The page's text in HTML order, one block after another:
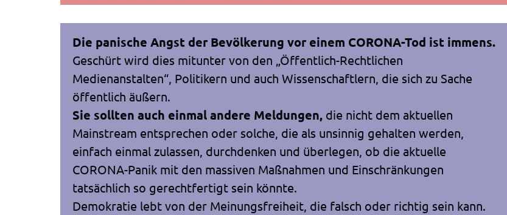
Die panische Angst der Bevölkerung vor einem CORONA-Tod ist immens.
Geschürt wird dies mitunter von den „Öffentlich-Rechtlichen
Medienanstalten“, Politikern und auch Wissenschaftlern, die sich zu Sache
öffentlich äußern.
Sie sollten auch einmal andere Meldungen, die nicht dem aktuellen
Mainstream entsprechen oder solche, die als unsinnig gehalten werden,
einfach einmal zulassen, durchdenken und überlegen, ob die aktuelle
CORONA-Panik mit den massiven Maßnahmen und Einschränkungen
tatsächlich so gerechtfertigt sein könnte.
Demokratie lebt von der Meinungsfreiheit, die falsch oder richtig sein kann.